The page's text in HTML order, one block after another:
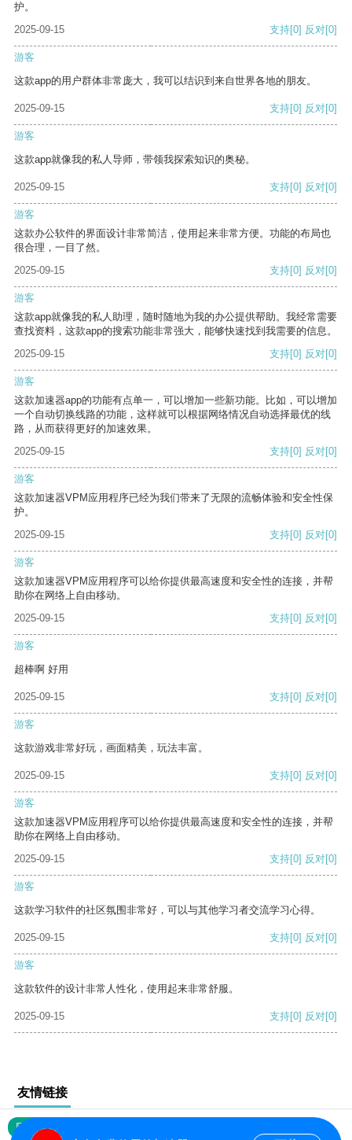
护。
2025-09-15
支持[0] 反对[0]
游客
这款app的用户群体非常庞大，我可以结识到来自世界各地的朋友。
2025-09-15 支持[0] 反对[0]
游客
这款app就像我的私人导师，带领我探索知识的奥秘。
2025-09-15 支持[0] 反对[0]
游客
这款办公软件的界面设计非常简洁，使用起来非常方便。功能的布局也
很合理，一目了然。
2025-09-15
支持[0] 反对[0]
游客
这款app就像我的私人助理，随时随地为我的办公提供帮助。我经常需要
查找资料，这款app的搜索功能非常强大，能够快速找到我需要的信息。
2025-09-15
支持[0] 反对[0]
游客
这款加速器app的功能有点单一，可以增加一些新功能。比如，可以增加
一个自动切换线路的功能，这样就可以根据网络情况自动选择最优的线
路，从而获得更好的加速效果。
2025-09-15
支持[0] 反对[0]
游客
这款加速器VPM应用程序已经为我们带来了无限的流畅体验和安全性保
护。
2025-09-15
支持[0] 反对[0]
游客
这款加速器VPM应用程序可以给你提供最高速度和安全性的连接，并帮
助你在网络上自由移动。
2025-09-15
支持[0] 反对[0]
游客
超棒啊 好用
2025-09-15 支持[0] 反对[0]
游客
这款游戏非常好玩，画面精美，玩法丰富。
2025-09-15 支持[0] 反对[0]
游客
这款加速器VPM应用程序可以给你提供最高速度和安全性的连接，并帮
助你在网络上自由移动。
2025-09-15
支持[0] 反对[0]
游客
这款学习软件的社区氛围非常好，可以与其他学习者交流学习心得。
2025-09-15 支持[0] 反对[0]
游客
这款软件的设计非常人性化，使用起来非常舒服。
2025-09-15 支持[0] 反对[0]
友情链接
网站地图